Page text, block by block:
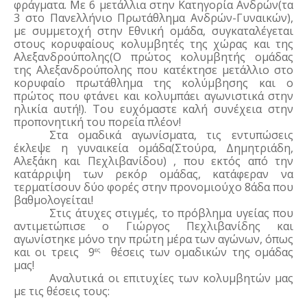
φράγματα. Με 6 μετάλλια στην Κατηγορία Ανδρών(τα
3 στο Πανελλήνιο Πρωτάθλημα Ανδρών-Γυναικών),
με συμμετοχή στην Εθνική ομάδα, συγκαταλέγεται
στους κορυφαίους κολυμβητές της χώρας και της
Αλεξανδρούπολης(Ο πρώτος κολυμβητής ομάδας
της Αλεξανδρούπολης που κατέκτησε μετάλλιο στο
κορυφαίο πρωτάθλημα της κολύμβησης και ο
πρώτος που φτάνει και κολυμπάει αγωνιστικά στην
ηλικία αυτή!). Του ευχόμαστε καλή συνέχεια στην
προπονητική του πορεία πλέον!
Στα ομαδικά αγωνίσματα, τις εντυπώσεις
έκλεψε η γυναικεία ομάδα(Στούρα, Δημητριάδη,
Αλεξάκη και Πεχλιβανίδου) , που εκτός από την
κατάρριψη των ρεκόρ ομάδας, κατάφεραν να
τερματίσουν δύο φορές στην προνομιούχο 8άδα που
βαθμολογείται!
Στις άτυχες στιγμές, το πρόβλημα υγείας που
αντιμετώπισε ο Γιώργος Πεχλιβανίδης και
αγωνίστηκε μόνο την πρώτη μέρα των αγώνων, όπως
και οι τρεις  9ες
θέσεις των ομαδικών της ομάδας
μας!
Αναλυτικά οι επιτυχίες των κολυμβητών μας
με τις θέσεις τους: